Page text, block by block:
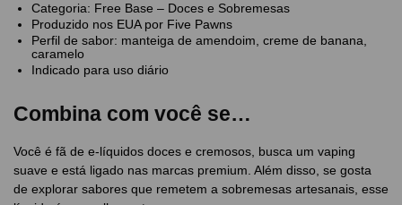
Categoria: Free Base – Doces e Sobremesas
Produzido nos EUA por Five Pawns
Perfil de sabor: manteiga de amendoim, creme de banana,
caramelo
Indicado para uso diário
Combina com você se…
Você é fã de e-líquidos doces e cremosos, busca um vaping
suave e está ligado nas marcas premium. Além disso, se gosta
de explorar sabores que remetem a sobremesas artesanais, esse